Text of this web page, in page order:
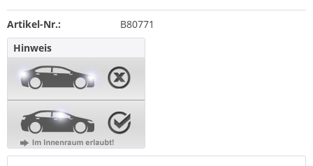
Artikel-Nr.:
B80771
Hinweis